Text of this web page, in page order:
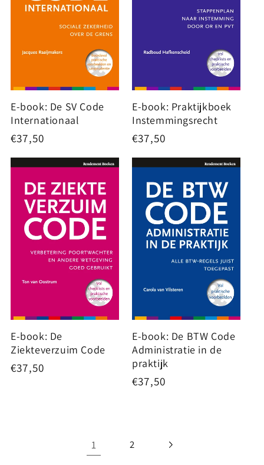
E-book: De SV Code
Internationaal
Normale
prijs
€37,50
E-book: Praktijkboek
Instemmingsrecht
Normale
prijs
€37,50
E-book: De
Ziekteverzuim Code
Normale
€37,50
E-book: De BTW Code
Administratie in de
praktijk
Normale
€37,50
1 2